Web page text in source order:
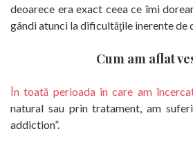
deoarece era exact ceea ce îmi
gândi atunci la dificultăţile inerente de
Cum am aflat
În toată perioada în care am
natural sau prin tratament, am
addiction”.